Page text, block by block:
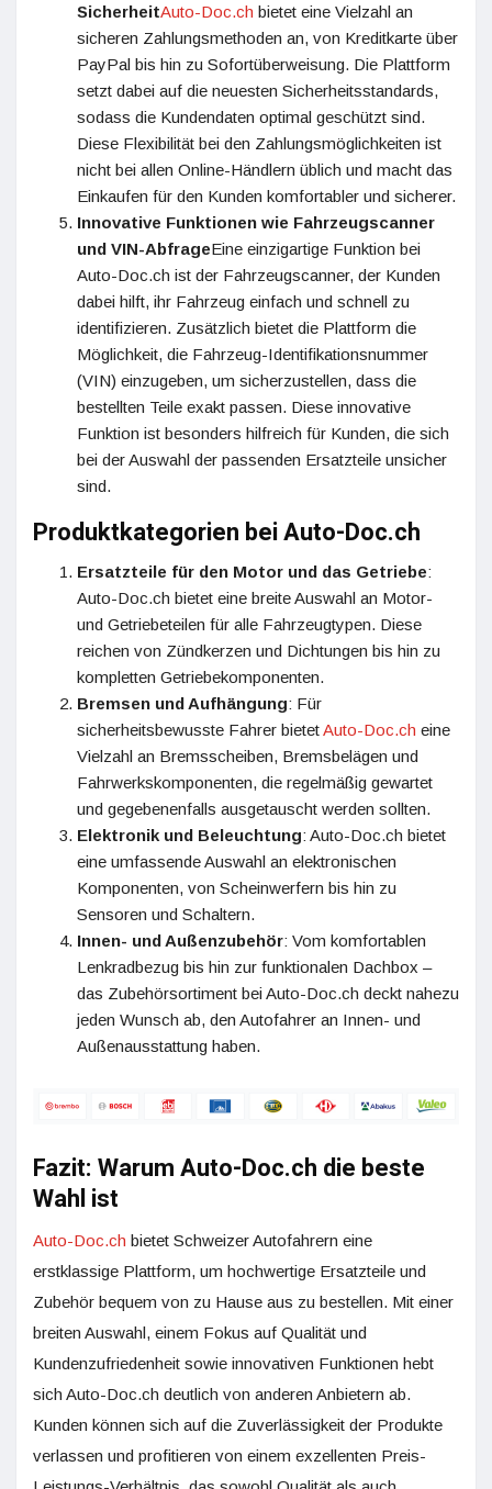
SicherheitAuto-Doc.ch bietet eine Vielzahl an
sicheren Zahlungsmethoden an, von Kreditkarte über
PayPal bis hin zu Sofortüberweisung. Die Plattform
setzt dabei auf die neuesten Sicherheitsstandards,
sodass die Kundendaten optimal geschützt sind.
Diese Flexibilität bei den Zahlungsmöglichkeiten ist
nicht bei allen Online-Händlern üblich und macht das
Einkaufen für den Kunden komfortabler und sicherer.
Innovative Funktionen wie Fahrzeugscanner
und VIN-AbfrageEine einzigartige Funktion bei
Auto-Doc.ch ist der Fahrzeugscanner, der Kunden
dabei hilft, ihr Fahrzeug einfach und schnell zu
identifizieren. Zusätzlich bietet die Plattform die
Möglichkeit, die Fahrzeug-Identifikationsnummer
(VIN) einzugeben, um sicherzustellen, dass die
bestellten Teile exakt passen. Diese innovative
Funktion ist besonders hilfreich für Kunden, die sich
bei der Auswahl der passenden Ersatzteile unsicher
sind.
Produktkategorien bei Auto-Doc.ch
Ersatzteile für den Motor und das Getriebe:
Auto-Doc.ch bietet eine breite Auswahl an Motor-
und Getriebeteilen für alle Fahrzeugtypen. Diese
reichen von Zündkerzen und Dichtungen bis hin zu
kompletten Getriebekomponenten.
Bremsen und Aufhängung: Für
sicherheitsbewusste Fahrer bietetAuto-Doc.ch eine
Vielzahl an Bremsscheiben, Bremsbelägen und
Fahrwerkskomponenten, die regelmäßig gewartet
und gegebenenfalls ausgetauscht werden sollten.
Elektronik und Beleuchtung: Auto-Doc.ch bietet
eine umfassende Auswahl an elektronischen
Komponenten, von Scheinwerfern bis hin zu
Sensoren und Schaltern.
Innen- und Außenzubehör: Vom komfortablen
Lenkradbezug bis hin zur funktionalen Dachbox –
das Zubehörsortiment bei Auto-Doc.ch deckt nahezu
jeden Wunsch ab, den Autofahrer an Innen- und
Außenausstattung haben.
Fazit: Warum Auto-Doc.ch die beste
Wahl ist
Auto-Doc.ch bietet Schweizer Autofahrern eine
erstklassige Plattform, um hochwertige Ersatzteile und
Zubehör bequem von zu Hause aus zu bestellen. Mit einer
breiten Auswahl, einem Fokus auf Qualität und
Kundenzufriedenheit sowie innovativen Funktionen hebt
sich Auto-Doc.ch deutlich von anderen Anbietern ab.
Kunden können sich auf die Zuverlässigkeit der Produkte
verlassen und profitieren von einem exzellenten Preis-